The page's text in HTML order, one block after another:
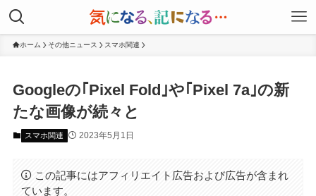
ホーム その他ニュース スマホ関連
Googleの｢Pixel Fold｣や｢Pixel 7a｣の新
たな画像が続々と
スマホ関連 2023年5月1日
この記事にはアフィリエイト広告および広告が含まれ
ています。